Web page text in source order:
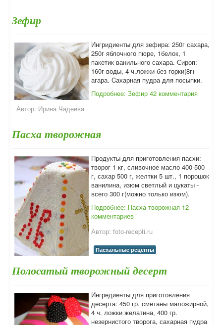
Зефир
Ингридиенты для зефира: 250г сахара,
250г яблочного пюре, 1белок, 1
пакетик ванильного сахара. Сироп:
160г воды, 4 ч.ложки без горки(8г)
агара. Cахарная пудра для посыпки.
Подробнее: Зефир 42 комментария
Автор: Ирина Чадеева
Пасха творожная
Продукты для приготовления пасхи:
творог 1 кг, сливочное масло 400-500
г, сахар 500 г, желтки 5 шт., 1 порошок
ванилина, изюм светлый и цукаты -
всего 300 г(можно только изюм).
Подробнее: Пасха творожная 12
комментариев
Автор: foto-recepti.ru
Пасхальные рецепты
Полосатый творожный десерт
Ингредиенты для приготовления
десерта: 450 гр. сметаны маложирной,
4 ч. ложки желатина, 400 гр.
незернистого творога, сахарная пудра